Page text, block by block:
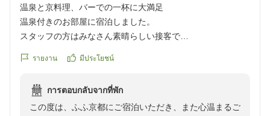
温泉と京料理、バーでの一杯に大満足
温泉付きのお部屋に宿泊しました。
スタッフの方はみなさん素晴らしい接客で
夜バーでふふ京都オリジナルのウィスキーを頂きました。と
朝食も非常に素晴らしい京料理で全てが美味しかったです。
他の画像やクチコミの詳細はこちらから
รายงาน มีประโยชน์
การตอบกลับจากที่พัก
この度は、ふふ京都にご宿泊いただき、また心温まるご